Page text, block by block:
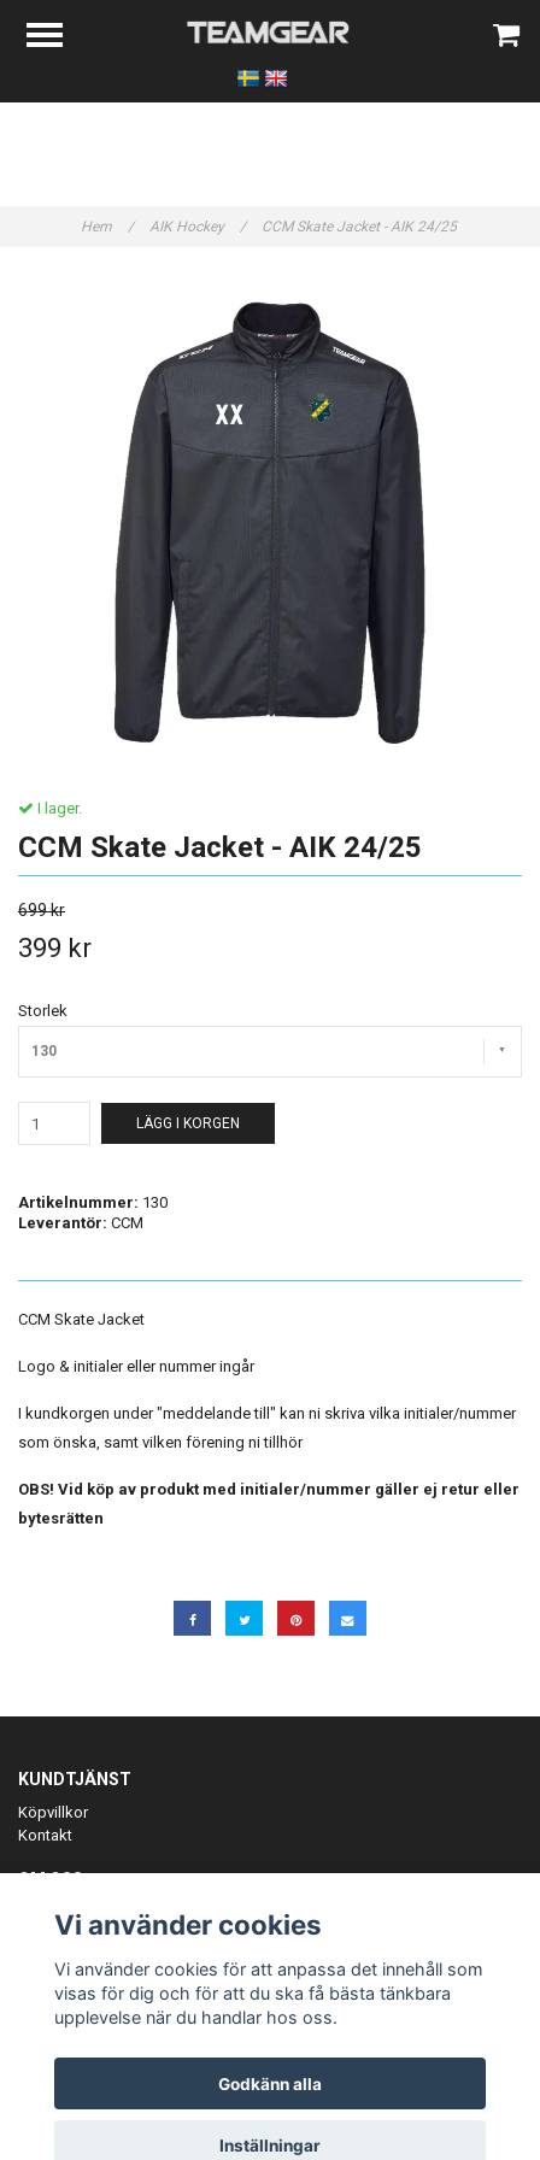
Hem / AIK Hockey / CCM Skate Jacket - AIK 24/25
I lager.
CCM Skate Jacket - AIK 24/25
699 kr
399 kr
Storlek
130
LÄGG I KORGEN
Artikelnummer: 130
Leverantör: CCM
CCM Skate Jacket
Logo & initialer eller nummer ingår
I kundkorgen under "meddelande till" kan ni skriva vilka initialer/nummer
som önska, samt vilken förening ni tillhör
OBS! Vid köp av produkt med initialer/nummer gäller ej retur eller
bytesrätten
KUNDTJÄNST
Köpvillkor
Kontakt
OM OSS
ANMÄL DIG TILL VÅRT NYHETSBREV
Prenumerera
© Copyright Teamgear
Vi använder cookies
Vi använder cookies för att anpassa det innehåll som
visas för dig och för att du ska få bästa tänkbara
upplevelse när du handlar hos oss.
Godkänn alla
Inställningar